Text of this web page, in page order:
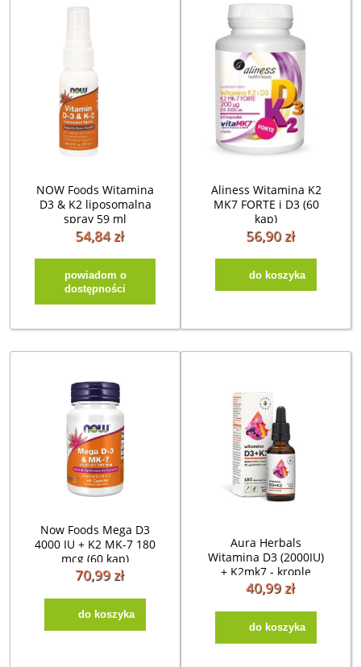
NOW Foods Witamina
D3 & K2 liposomalna
spray 59 ml
54,84 zł
powiadom o
dostępności
Aliness Witamina K2
MK7 FORTE i D3 (60
kap)
56,90 zł
do koszyka
Now Foods Mega D3
4000 IU + K2 MK-7 180
mcg (60 kap)
70,99 zł
do koszyka
Aura Herbals
Witamina D3 (2000IU)
+ K2mk7 - krople
(30ml)
40,99 zł
do koszyka